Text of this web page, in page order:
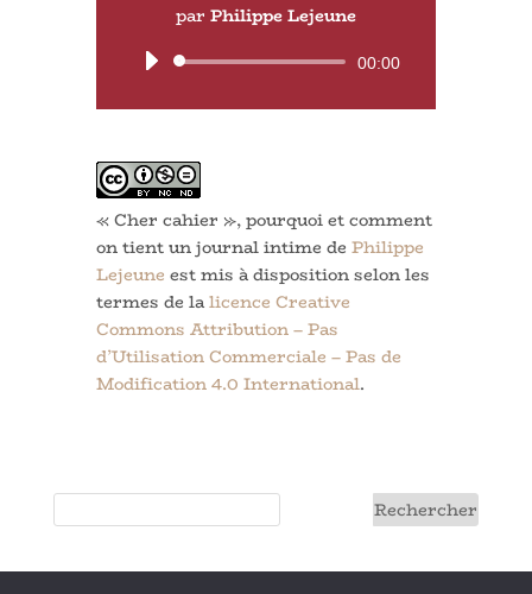
par Philippe Lejeune
Lecteur
00:00
« Cher cahier », pourquoi et comment
on tient un journal intime de Philippe
Lejeune est mis à disposition selon les
termes de lalicence Creative
Commons Attribution – Pas
d’Utilisation Commerciale – Pas de
Modification 4.0 International.